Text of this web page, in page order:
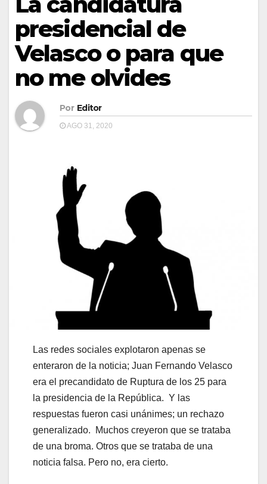
presidencial de
Velasco o para que
no me olvides
Por Editor
AGO 31, 2020
Las redes sociales explotaron apenas se
enteraron de la noticia; Juan Fernando Velasco
era el precandidato de Ruptura de los 25 para
la presidencia de la República. Y las
respuestas fueron casi unánimes; un rechazo
generalizado. Muchos creyeron que se trataba
de una broma. Otros que se trataba de una
noticia falsa. Pero no, era cierto.